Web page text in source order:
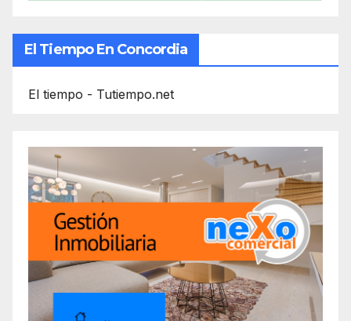
El Tiempo En Concordia
El tiempo - Tutiempo.net